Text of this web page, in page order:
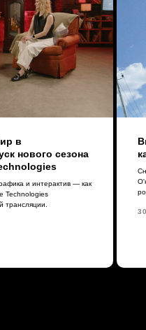
в
нового сезона
и интерактив — как
Technologies
трансляции.